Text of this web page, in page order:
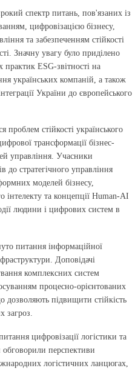
спектр питань, пов'язаних із
цифровізацією бізнесу,
та забезпеченням стійкості
Значну увагу було приділено
ESG-звітності на
українських компаній, а також
України до європейського
стійкості українського
трансформації бізнес-
управління. Учасники
до стратегічного управління
моделей бізнесу,
інтелекту та концепції Human-AI
людини і цифрових систем в
питання інформа­ційної
Доповідачі
комплексних систем
процесно-орієнтованих
дозволяють підвищити стійкість
загроз.
цифровізації ло­гістики та
перспективи
логістичних ланцюгах,